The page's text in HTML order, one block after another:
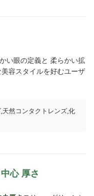
い眼の定義と 柔らかい拡
容スタイルを好むユーザ
然コンタクトレンズ,化
心 厚さ